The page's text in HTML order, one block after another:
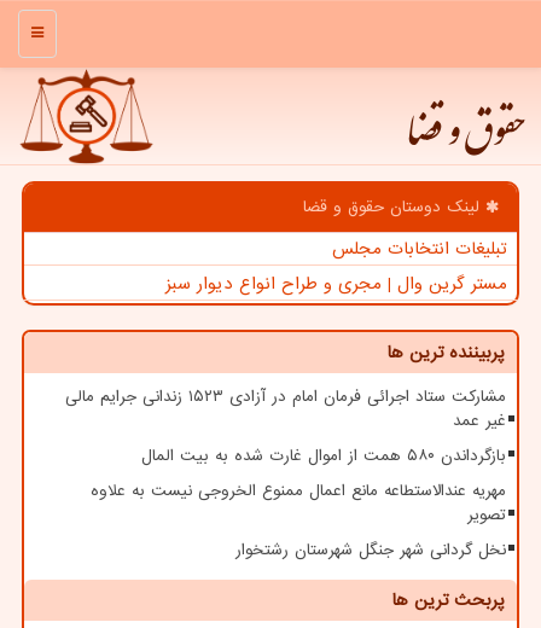
منو
حقوق و قضا
لینک دوستان حقوق و قضا
تبلیغات انتخابات مجلس
مستر گرین وال | مجری و طراح انواع دیوار سبز
پربیننده ترین ها
مشارکت ستاد اجرائی فرمان امام در آزادی ۱۵۲۳ زندانی جرایم مالی
غیر عمد
بازگرداندن ۵۸۰ همت از اموال غارت شده به بیت المال
مهریه عندالاستطاعه مانع اعمال ممنوع الخروجی نیست به علاوه
تصویر
نخل گردانی شهر جنگل شهرستان رشتخوار
پربحث ترین ها